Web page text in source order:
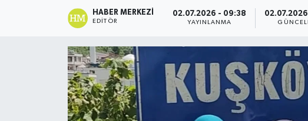
HABER MERKEZI
EDITÖR
02.07.2026 - 09:38
YAYINLANMA